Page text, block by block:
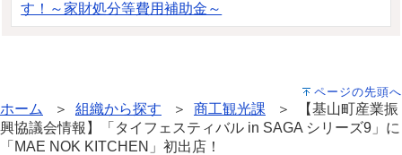
す！～家財処分等費用補助金～
ページの先頭へ
ホーム ＞ 組織から探す ＞ 商工観光課 ＞ 【基山町産業振
興協議会情報】「タイフェスティバル in SAGA シリーズ9」に
「MAE NOK KITCHEN」初出店！